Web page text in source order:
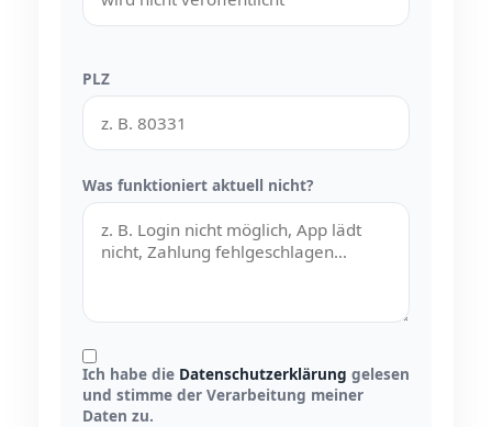
PLZ
Was funktioniert aktuell nicht?
Ich habe die Datenschutzerklärung gelesen
und stimme der Verarbeitung meiner
Daten zu.